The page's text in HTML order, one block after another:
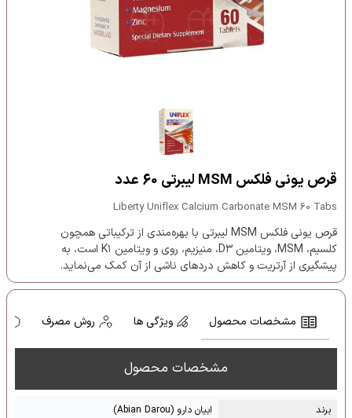
قرص یونی فلکس MSM لیبرتی 60 عدد
Liberty Uniflex Calcium Carbonate MSM 60 Tabs
قرص یونی فلکس MSM لیبرتی با بهره‌مندی از ترکیباتی همچون
کلسیم، MSM، ویتامین D۳، منیزیم، روی و ویتامین K۱ است، به
پیشگیری از آرتریت و کاهش دردهای ناشی از آن کمک می‌نماید.
مشخصات محصول ویژگی ها روش مصرف
مشخصات محصول
برند
ابیان دارو (Abian Darou)